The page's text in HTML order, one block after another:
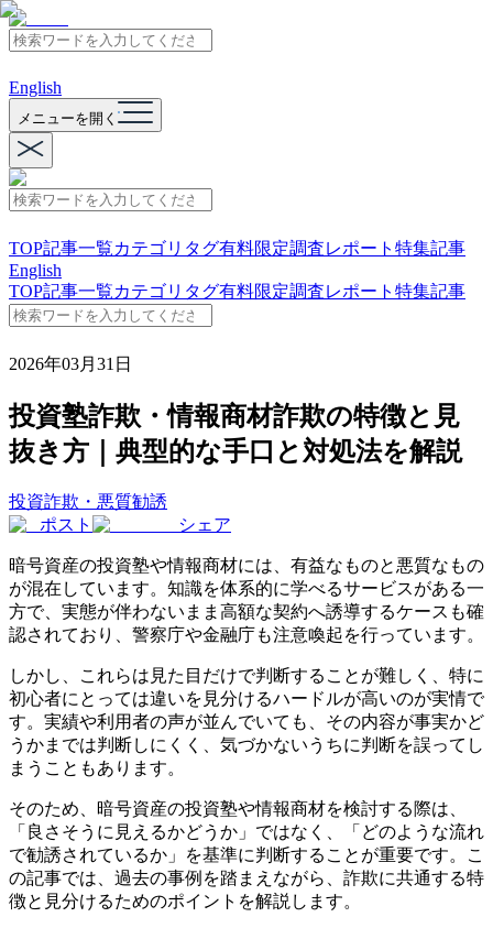
English
メニューを開く
TOP記事一覧カテゴリ タグ有料限定調査レポート 特集記事
English
TOP記事一覧カテゴリ タグ有料限定調査レポート 特集記事
2026年03月31日
投資塾詐欺・情報商材詐欺の特徴と見
抜き方｜典型的な手口と対処法を解説
投資詐欺・悪質勧誘
ポスト
シェア
暗号資産の投資塾や情報商材には、有益なものと悪質なもの
が混在しています。知識を体系的に学べるサービスがある一
方で、実態が伴わないまま高額な契約へ誘導するケースも確
認されており、警察庁や金融庁も注意喚起を行っています。
しかし、これらは見た目だけで判断することが難しく、特に
初心者にとっては違いを見分けるハードルが高いのが実情で
す。実績や利用者の声が並んでいても、その内容が事実かど
うかまでは判断しにくく、気づかないうちに判断を誤ってし
まうこともあります。
そのため、暗号資産の投資塾や情報商材を検討する際は、
「良さそうに見えるかどうか」ではなく、「どのような流れ
で勧誘されているか」を基準に判断することが重要です。こ
の記事では、過去の事例を踏まえながら、詐欺に共通する特
徴と見分けるためのポイントを解説します。